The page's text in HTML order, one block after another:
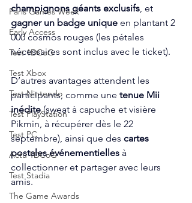
Paris Games Week
Early Access
Test 1DCoG
Test Xbox
Test Nintendo
Test PlayStation
Test PC
Actu 1DCoG
Test Stadia
The Game Awards
champignons géants exclusifs , et
gagner un badge unique en plantant 2
000 cosmos rouges (les pétales
nécessaires sont inclus avec le ticket).
D’autres avantages attendent les
participants, comme une tenue Mii
inédite (sweat à capuche et visière
Pikmin, à récupérer dès le 22
septembre), ainsi que des cartes
postales événementielles à
collectionner et partager avec leurs
amis.